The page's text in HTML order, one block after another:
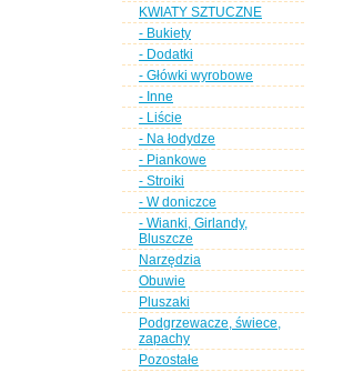
KWIATY SZTUCZNE
- Bukiety
- Dodatki
- Główki wyrobowe
- Inne
- Liście
- Na łodydze
- Piankowe
- Stroiki
- W doniczce
- Wianki, Girlandy,
Bluszcze
Narzędzia
Obuwie
Pluszaki
Podgrzewacze, świece,
zapachy
Pozostałe